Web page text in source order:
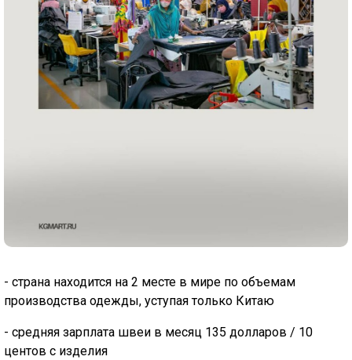
- страна находится на 2 месте в мире по объемам
производства одежды, уступая только Китаю
- средняя зарплата швеи в месяц 135 долларов / 10
центов с изделия